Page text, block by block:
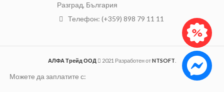
Разград, България
Телефон: (+359) 898 79 11 11
АЛФА Трейд ООД 2021 Разработен отNTSOFT
Можете да заплатите с: